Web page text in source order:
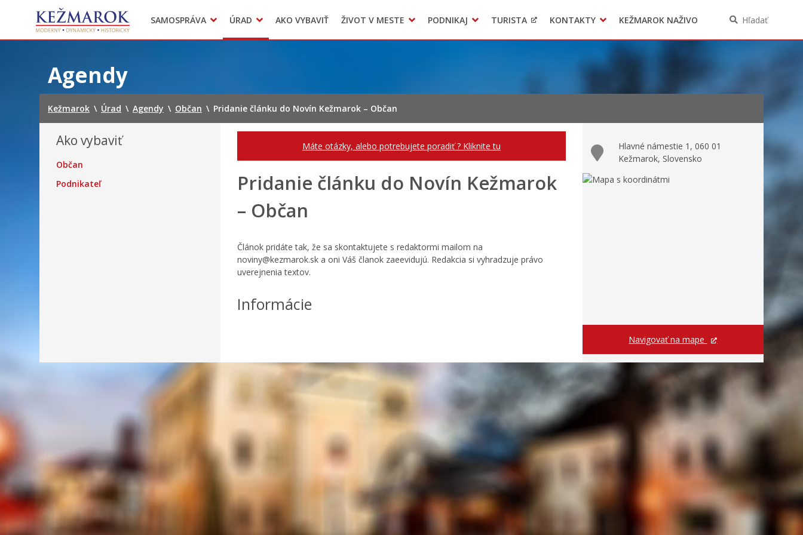
SAMOSPRÁVA
Mestská polícia
Geo informačný systém – Kežmarok
ÚRAD
Sekcie úradu
Oznamovanie podozrení z podvodov
AKO VYBAVIŤ ŽIVOT V MESTE
Triedený zber – NATUR – PACK
PODNIKAJ TURISTA KONTAKTY KEŽMAROK NAŽIVO Hľadať
Agendy
Kežmarok \ Úrad \ Agendy \ Občan \ Pridanie článku do Novín Kežmarok – Občan
Ako vybaviť
Občan
Podnikateľ
Máte otázky, alebo potrebujete poradiť ? Kliknite tu
Pridanie článku do Novín Kežmarok
– Občan
Článok pridáte tak, že sa skontaktujete s redaktormi mailom na
noviny@kezmarok.sk a oni Váš članok zaeevidujú. Redakcia si vyhradzuje právo
uverejnenia textov.
Informácie
Hlavné námestie 1, 060 01
Kežmarok, Slovensko
Navigovať na mape